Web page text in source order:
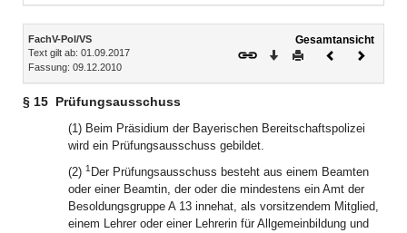
Inhalt
FachV-Pol/VS
Text gilt ab: 01.09.2017
Fassung: 09.12.2010
Gesamtansicht
Download
DruckenVorheriges
§ 15 Prüfungsausschuss
(1) Beim Präsidium der Bayerischen Bereitschaftspolizei
wird ein Prüfungsausschuss gebildet.
(2) 1 Der Prüfungsausschuss besteht aus einem Beamten
oder einer Beamtin, der oder die mindestens ein Amt der
Besoldungsgruppe A 13 innehat, als vorsitzendem Mitglied,
einem Lehrer oder einer Lehrerin für Allgemeinbildung und